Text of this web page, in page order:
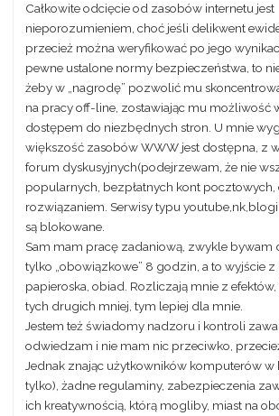
Całkowite odcięcie od zasobów internetu jest
nieporozumieniem, choć jeśli delikwent
przecież można weryfikować po jego
pewne ustalone normy bezpieczeństwa, to
żeby w „nagrodę” pozwolić mu
na pracy off-line, zostawiając mu możliwość
dostępem do niezbędnych stron. U mnie
większość zasobów WWW jest dostępna, z
forum dyskusyjnych(podejrzewam, że nie
popularnych, bezpłatnych kont pocztowych,
rozwiązaniem. Serwisy typu
są blokowane.
Sam mam pracę zadaniową, zwykle bywam
tylko „obowiązkowe” 8 godzin, a to wyjście
papieroska, obiad. Rozliczają mnie z
tych drugich mniej, tym lepiej dla mnie.
Jestem też świadomy nadzoru i kontroli
odwiedzam i nie mam nic przeciwko,
Jednak znając użytkowników komputerów w
tylko), żadne regulaminy, zabezpieczenia
ich kreatywnością, którą mogliby, miast na